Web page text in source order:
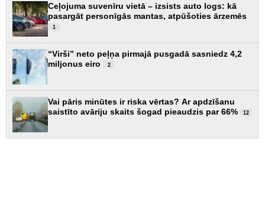
Ceļojuma suvenīru vietā – izsists auto logs: kā
pasargāt personīgās mantas, atpūšoties ārzemēs
1
“Virši” neto peļņa pirmajā pusgadā sasniedz 4,2
miljonus eiro
2
Vai pāris minūtes ir riska vērtas? Ar apdzīšanu
saistīto avāriju skaits šogad pieaudzis par 66%
12